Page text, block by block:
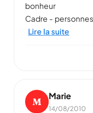
bonheur
Cadre -
Lire la suite
M Marie
14/08/2010